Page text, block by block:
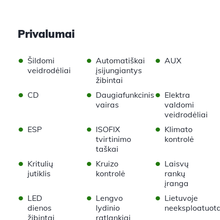
Privalumai
• Šildomi
veidrodėliai
• Automatiškai
įsijungiantys
žibintai
• AUX
• CD • Daugiafunkcinis
vairas
• Elektra
valdomi
veidrodėliai
• ESP • ISOFIX
tvirtinimo
taškai
• Klimato
kontrolė
• Kritulių
jutiklis
• Kruizo
kontrolė
• Laisvų
rankų
įranga
• LED
dienos
žibintai
• Lengvo
lydinio
ratlankiai
• Lietuvoje